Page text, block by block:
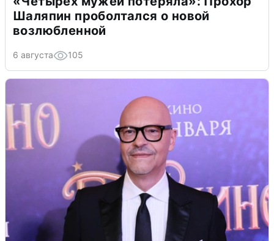
Шаляпин проболтался о новой
возлюбленной
6 августа 105